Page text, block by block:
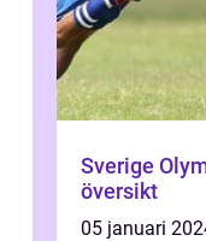
Sverige
översikt
05 januari